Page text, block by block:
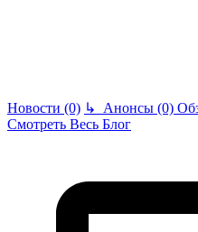
Новости (0) ↳ Анонсы (0)
Смотреть Весь Блог